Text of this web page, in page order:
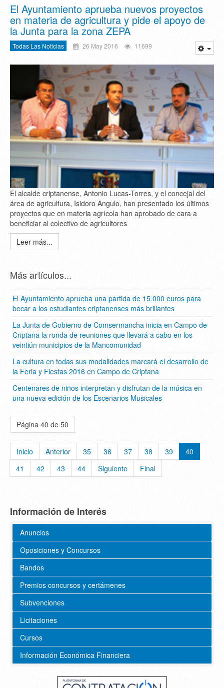
El Ayuntamiento aprueba nuevos proyectos
en materia de agricultura y pide el apoyo de
la Junta para la zona ZEPA
Todas Las Noticias 26 May 2016 11699
El alcalde criptanense, Antonio Lucas-Torres, y el concejal del
área de agricultura, Isidoro Angulo, han presentado los últimos
proyectos que en materia agrícola han aprobado de cara a
beneficiar al colectivo de agricultores
Leer más...
Más artículos...
El Ayuntamiento aprueba una partida de 15.000 euros para
becar a los estudiantes criptanenses más brillantes
La Junta de Gobierno de Comsermancha inicia en Campo de
Criptana la ronda de reuniones que llevará a cabo en los
veintiún municipios de la Mancomunidad
La cultura en todas sus modalidades marcará el desarrollo de
la Feria y Fiestas 2016 en Campo de Criptana
Centenares de niños interpretan y disfrutan de la música en
una nueva edición de los Escenarios Musicales
Página 40 de 50
Inicio Anterior 35 36 37 38 39
40
41
42 43 44 Siguiente Final
Información de Interés
Anuncios
Oposiciones y Concursos
Bandos
Premios concursos y certámenes
Subvenciones
Licitaciones
Cursos
Información Económica Financiera